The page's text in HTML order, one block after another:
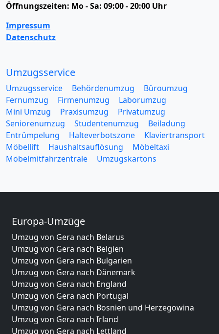
Öffnungszeiten: Mo - Sa: 09:00 - 20:00 Uhr
Impressum
Datenschutz
Umzugsservice
Umzugsservice Behördenumzug
Büroumzug
Fernumzug
Firmenumzug
Laborumzug
Mini Umzug
Praxisumzug
Privatumzug
Seniorenumzug
Studentenumzug
Beiladung
Entrümpelung
Halteverbotszone
Klaviertransport
Möbellift
Haushaltsauflösung
Möbeltaxi
Möbelmitfahrzentrale
Umzugskartons
Europa-Umzüge
Umzug von Gera nach Belarus
Umzug von Gera nach Belgien
Umzug von Gera nach Bulgarien
Umzug von Gera nach Dänemark
Umzug von Gera nach England
Umzug von Gera nach Portugal
Umzug von Gera nach Bosnien und Herzegowina
Umzug von Gera nach Irland
Umzug von Gera nach Lettland